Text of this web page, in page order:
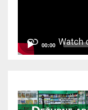
00:00